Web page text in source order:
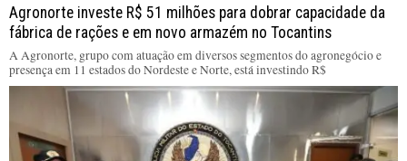
Agronorte investe R$ 51 milhões para dobrar capacidade da
fábrica de rações e em novo armazém no Tocantins
A Agronorte, grupo com atuação em diversos segmentos do agronegócio e
presença em 11 estados do Nordeste e Norte, está investindo R$